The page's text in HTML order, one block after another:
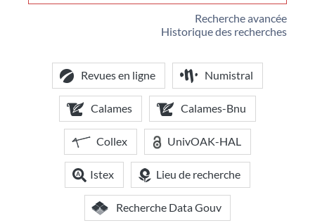
Recherche avancée
Historique des recherches
bibliothèque
Revues en ligne Numistral
Calames Calames-Bnu
Collex UnivOAK-HAL
Istex Lieu de recherche
Recherche Data Gouv